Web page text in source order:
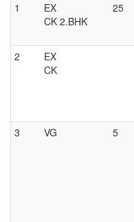
1
EX
CK 2.BHK
25
2
EX
CK
3 VG 5